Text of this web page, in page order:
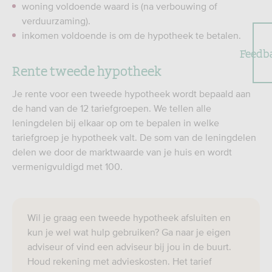
woning voldoende waard is (na verbouwing of
verduurzaming).
inkomen voldoende is om de hypotheek te betalen.
Rente tweede hypotheek
Je rente voor een tweede hypotheek wordt bepaald aan
de hand van de 12 tariefgroepen. We tellen alle
leningdelen bij elkaar op om te bepalen in welke
tariefgroep je hypotheek valt. De som van de leningdelen
delen we door de marktwaarde van je huis en wordt
vermenigvuldigd met 100.
Wil je graag een tweede hypotheek afsluiten en
kun je wel wat hulp gebruiken? Ga naar je eigen
adviseur of vind een adviseur bij jou in de buurt.
Houd rekening met advieskosten. Het tarief